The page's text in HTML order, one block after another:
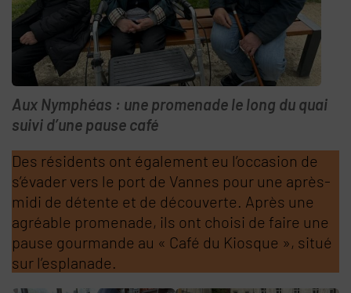
Aux Nymphéas : une promenade le long du quai
suivi d’une pause café
Des résidents ont également eu l’occasion de
s’évader vers le port de Vannes pour une après-
midi de détente et de découverte. Après une
agréable promenade, ils ont choisi de faire une
pause gourmande au « Café du Kiosque », situé
sur l’esplanade.